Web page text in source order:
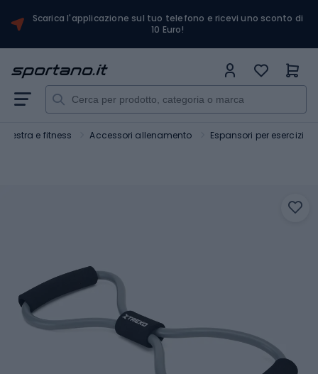
Scarica l'applicazione sul tuo telefono e ricevi uno sconto di
10 Euro!
e fitness Accessori allenamento Espansori per esercizi